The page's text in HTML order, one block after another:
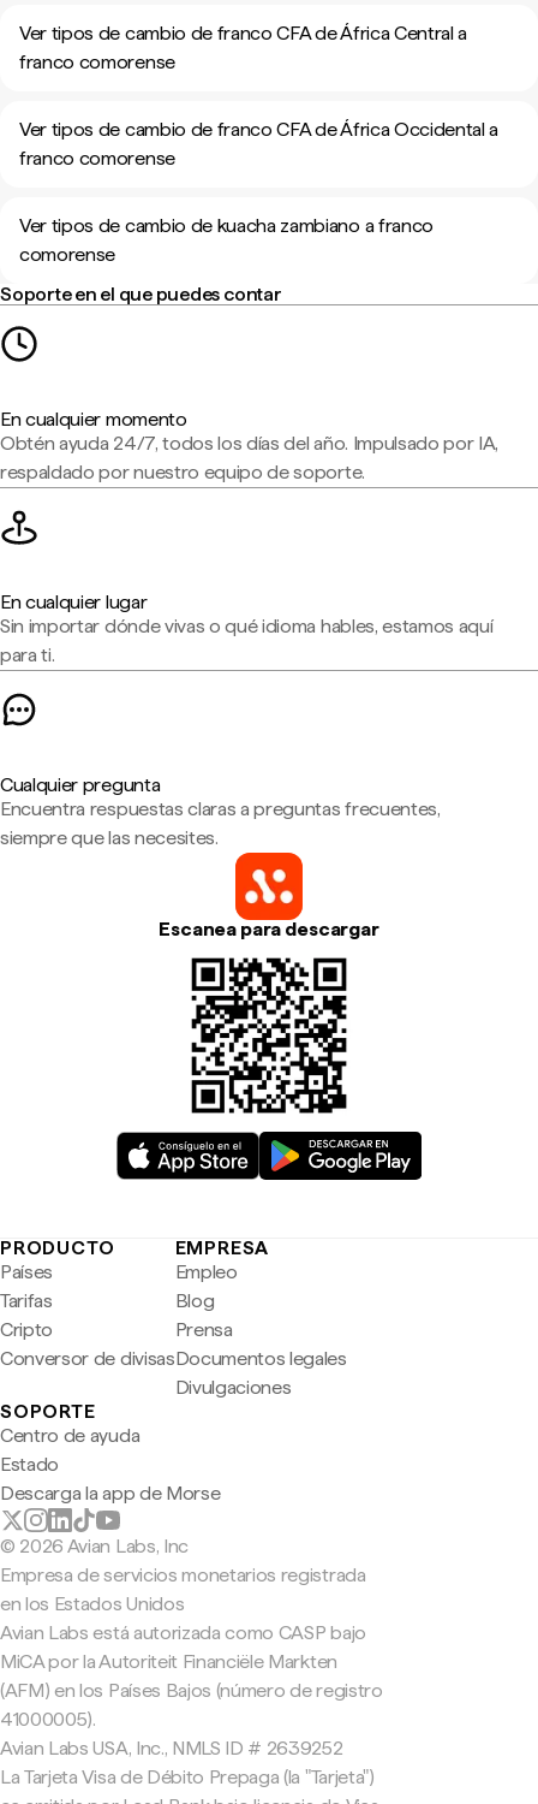
Ver tipos de cambio de franco CFA de África Central a
franco comorense
Ver tipos de cambio de franco CFA de África Occidental a
franco comorense
Ver tipos de cambio de kuacha zambiano a franco
comorense
Soporte en el que puedes contar
En cualquier momento
Obtén ayuda 24/7, todos los días del año. Impulsado por IA,
respaldado por nuestro equipo de soporte.
En cualquier lugar
Sin importar dónde vivas o qué idioma hables, estamos aquí
para ti.
Cualquier pregunta
Encuentra respuestas claras a preguntas frecuentes,
siempre que las necesites.
Escanea para descargar
PRODUCTO
Países
Tarifas
Cripto
Conversor de divisas
EMPRESA
Empleo
Blog
Prensa
Documentos legales
Divulgaciones
SOPORTE
Centro de ayuda
Estado
Descarga la app de Morse
© 2026 Avian Labs, Inc
Empresa de servicios monetarios registrada
en los Estados Unidos
Avian Labs está autorizada como CASP bajo
MiCA por la Autoriteit Financiële Markten
(AFM) en los Países Bajos (número de registro
41000005).
Avian Labs USA, Inc., NMLS ID # 2639252
La Tarjeta Visa de Débito Prepaga (la "Tarjeta")